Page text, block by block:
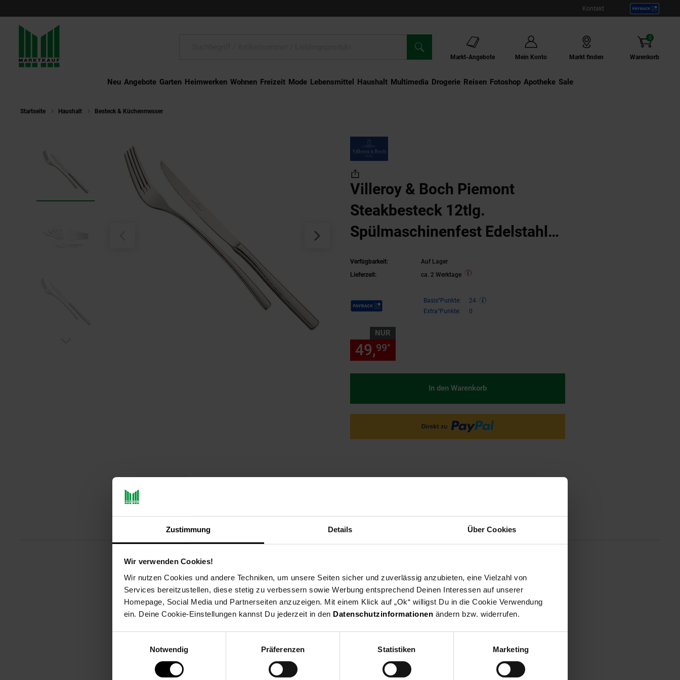
Zustimmung Details Über Cookies
Wir verwenden Cookies!
Wir nutzen Cookies und andere Techniken, um unsere Seiten sicher und zuverlässig anzubieten, eine Vielzahl von
Services bereitzustellen, diese stetig zu verbessern sowie Werbung entsprechend Deinen Interessen auf unserer
Homepage, Social Media und Partnerseiten anzuzeigen. Mit einem Klick auf „Ok“ willigst Du in die Cookie Verwendung
ein. Deine Cookie-Einstellungen kannst Du jederzeit in den Datenschutzinformationen ändern bzw. widerrufen.
Notwendig
Präferenzen Statistiken Marketing
Kontakt
Markt-Angebote Mein Konto Markt finden Warenkorb
0
Artikel
Neu Angebote Garten Heimwerken Wohnen Freizeit Mode Lebensmittel Haushalt Multimedia Drogerie Externer Link:
Reisen Externer Link:
Fotoshop Externer Link:
Apotheke Sale
Startseite Haushalt Besteck & Küchenmesser
Villeroy & Boch Piemont
Steakbesteck 12tlg.
Spülmaschinenfest Edelstahl
Verfügbarkeit:
Auf Lager
Lieferzeit:
ca. 2 Werktage
Payback Punkte Basis°Punkte:
24
Extra°Punkte:
0
NUR
49,99*
In den Warenkorb
Herstellerinformationen
durch extravagante Proportionen, bei denen die Vorderteile in Relation zu den schlanken Griffen auffallend breit anmuten. Ideal für
Liebhaber von dezenter Modernität. Ein kühner Entwurf, der sich mit jedem Villeroy & Boch Dekor hervorragend verträgt.
Artikelnummer: 3091868000
Artikel gehört zur Kategorie:Besteck & Küchenmesser